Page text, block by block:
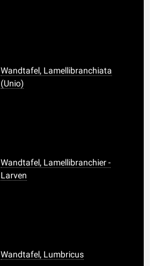
Wandtafel, Lamellibranchiata
(Unio)
Wandtafel, Lamellibranchier -
Larven
Wandtafel, Lumbricus